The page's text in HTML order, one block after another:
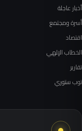
أخبار عاجلة
أسرة ومجتمع
اقتصاد
الخطاب الإلهي
تقارير
توب ستوري